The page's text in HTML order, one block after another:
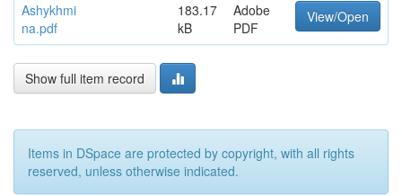
Ashykhmi
na.pdf
183.17
kB
Adobe
PDF
View/Open
Show full item record
Items in DSpace are protected by copyright, with all rights
reserved, unless otherwise indicated.